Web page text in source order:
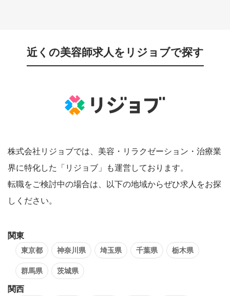
近くの美容師求人をリジョブで探す
株式会社リジョブでは、美容・リラクゼーション・治療業
界に特化した「リジョブ」も運営しております。
転職をご検討中の場合は、以下の地域からぜひ求人をお探
しください。
関東
東京都 神奈川県 埼玉県 千葉県 栃木県
群馬県 茨城県
関西